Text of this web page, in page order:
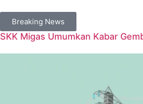
Breaking News
SKK Migas Umumkan Kabar